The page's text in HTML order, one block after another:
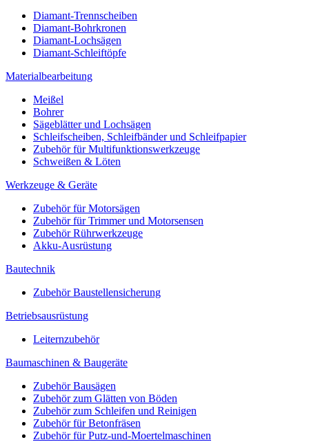
Diamant-Trennscheiben
Diamant-Bohrkronen
Diamant-Lochsägen
Diamant-Schleiftöpfe
Materialbearbeitung
Meißel
Bohrer
Sägeblätter und Lochsägen
Schleifscheiben, Schleifbänder und Schleifpapier
Zubehör für Multifunktionswerkzeuge
Schweißen & Löten
Werkzeuge & Geräte
Zubehör für Motorsägen
Zubehör für Trimmer und Motorsensen
Zubehör Rührwerkzeuge
Akku-Ausrüstung
Bautechnik
Zubehör Baustellensicherung
Betriebsausrüstung
Leiternzubehör
Baumaschinen & Baugeräte
Zubehör Bausägen
Zubehör zum Glätten von Böden
Zubehör zum Schleifen und Reinigen
Zubehör für Betonfräsen
Zubehör für Putz-und-Moertelmaschinen